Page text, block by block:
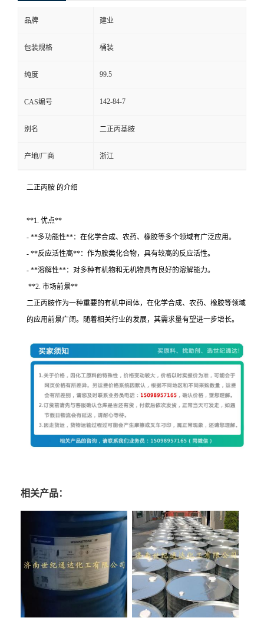
品牌 建业
包装规格 桶装
纯度 99.5
CAS编号 142-84-7
别名 二正丙基胺
产地/厂商 浙江
二正丙胺 的介绍
**1. 优点**
- **多功能性**：在化学合成、农药、橡胶等多个领域有广泛应用。
- **反应活性高**：作为胺类化合物，具有较高的反应活性。
- **溶解性**：对多种有机物和无机物具有良好的溶解能力。
**2. 市场前景**
二正丙胺作为一种重要的有机中间体，在化学合成、农药、橡胶等领域
的应用前景广阔。随着相关行业的发展，其需求量有望进一步增长。
相关产品：